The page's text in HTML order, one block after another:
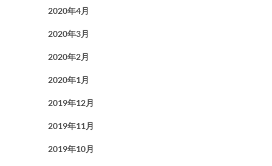
2020年4月
2020年3月
2020年2月
2020年1月
2019年12月
2019年11月
2019年10月